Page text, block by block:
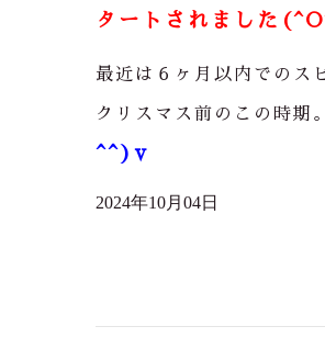
タートされました
最近は６ヶ月以内でのス
クリスマス前のこの時期。
^^)v
2024年10月04日